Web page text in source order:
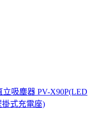
吸塵器 PV-X90P(LED
式充電座)